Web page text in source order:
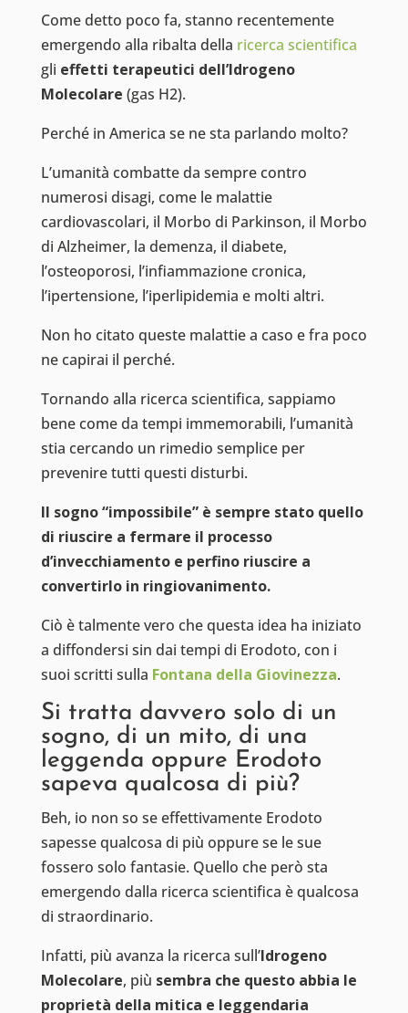
Come detto poco fa, stanno recentemente
emergendo alla ribalta della ricerca scientifica
gli effetti terapeutici dell’Idrogeno
Molecolare (gas H2).
Perché in America se ne sta parlando molto?
L’umanità combatte da sempre contro
numerosi disagi, come le malattie
cardiovascolari, il Morbo di Parkinson, il Morbo
di Alzheimer, la demenza, il diabete,
l’osteoporosi, l’infiammazione cronica,
l’ipertensione, l’iperlipidemia e molti altri.
Non ho citato queste malattie a caso e fra poco
ne capirai il perché.
Tornando alla ricerca scientifica, sappiamo
bene come da tempi immemorabili, l’umanità
stia cercando un rimedio semplice per
prevenire tutti questi disturbi.
Il sogno “impossibile” è sempre stato quello
di riuscire a fermare il processo
d’invecchiamento e perfino riuscire a
convertirlo in ringiovanimento.
Ciò è talmente vero che questa idea ha iniziato
a diffondersi sin dai tempi di Erodoto, con i
suoi scritti sulla Fontana della Giovinezza.
Si tratta davvero solo di un
sogno, di un mito, di una
leggenda oppure Erodoto
sapeva qualcosa di più?
Beh, io non so se effettivamente Erodoto
sapesse qualcosa di più oppure se le sue
fossero solo fantasie. Quello che però sta
emergendo dalla ricerca scientifica è qualcosa
di straordinario.
Infatti, più avanza la ricerca sull’Idrogeno
Molecolare, più sembra che questo abbia le
proprietà della mitica e leggendaria